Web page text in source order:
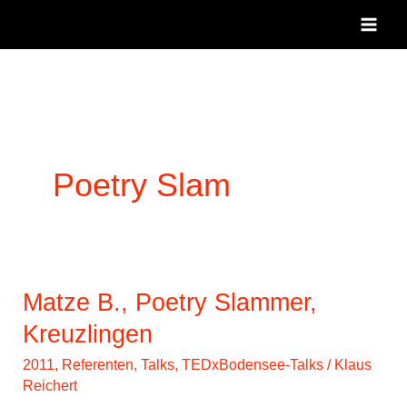
Poetry Slam
Matze B., Poetry Slammer,
Kreuzlingen
2011, Referenten,Talks,TEDxBodensee-Talks / Klaus
Reichert